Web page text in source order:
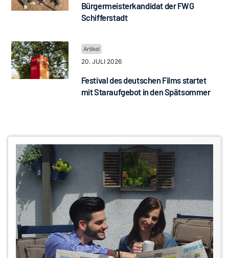
Bürgermeisterkandidat der FWG
Schifferstadt
20. JULI 2026
Festival des deutschen Films startet
mit Staraufgebot in den Spätsommer